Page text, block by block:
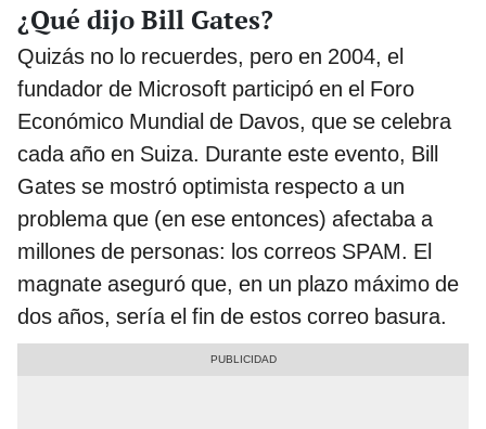
¿Qué dijo Bill Gates?
Quizás no lo recuerdes, pero en 2004, el
fundador de Microsoft participó en el Foro
Económico Mundial de Davos, que se celebra
cada año en Suiza. Durante este evento, Bill
Gates se mostró optimista respecto a un
problema que (en ese entonces) afectaba a
millones de personas: los correos SPAM. El
magnate aseguró que, en un plazo máximo de
dos años, sería el fin de estos correo basura.